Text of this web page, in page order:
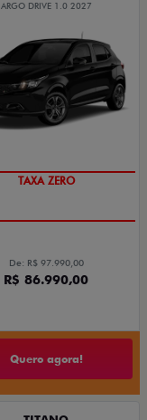
ARGO DRIVE 1.0 2027
TAXA ZERO
De: R$ 97.990,00
R$ 86.990,00
Quero agora!